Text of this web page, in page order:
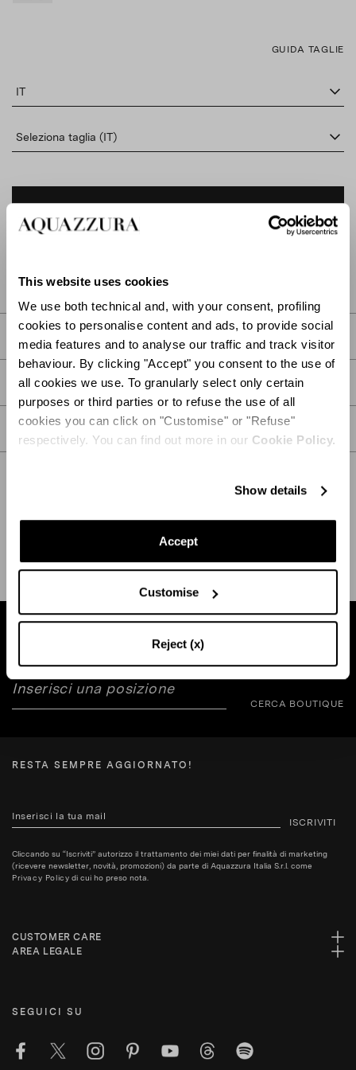
This website uses cookies
We use both technical and, with your consent, profiling
cookies to personalise content and ads, to provide social
media features and to analyse our traffic and track visitor
behaviour. By clicking "Accept" you consent to the use of
all cookies we use. To granularly select only certain
purposes or third parties or to refuse the use of all
cookies you can click on "Customise" or "Refuse"
respectively. You can find out more in our Cookie Policy.
Show details
Accept
Customise
Reject (x)
GUIDA TAGLIE
IT
Seleziona taglia (IT)
AGGIUNGI AL CARRELLO
DESCRIZIONE
DETTAGLI
CURA
Trova la boutique vicina a te
CERCA BOUTIQUE
RESTA SEMPRE AGGIORNATO!
ISCRIVITI
Cliccando su “Iscriviti” autorizzo il trattamento dei miei dati per finalità di marketing
(ricevere newsletter, novità, promozioni) da parte di Aquazzura Italia S.r.l. come
Privacy Policy di cui ho preso nota.
CUSTOMER CARE
AREA LEGALE
SEGUICI SU